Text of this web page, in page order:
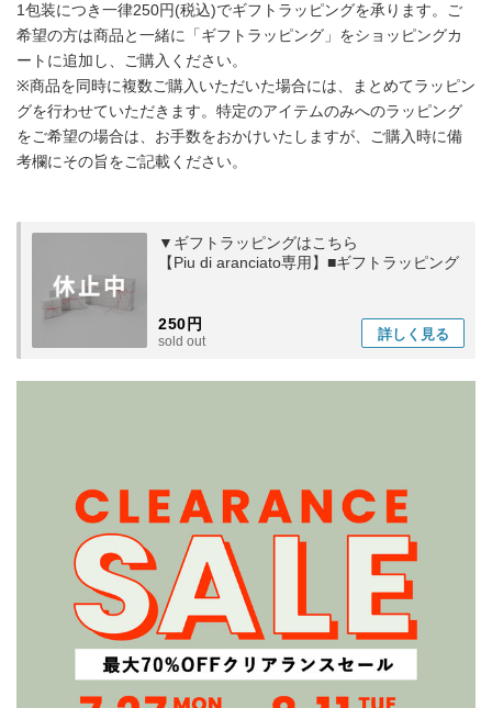
1包装につき一律250円(税込)でギフトラッピングを承ります。ご
希望の方は商品と一緒に「ギフトラッピング」をショッピングカ
ートに追加し、ご購入ください。
※商品を同時に複数ご購入いただいた場合には、まとめてラッピン
グを行わせていただきます。特定のアイテムのみへのラッピング
をご希望の場合は、お手数をおかけいたしますが、ご購入時に備
考欄にその旨をご記載ください。
▼ギフトラッピングはこちら
【Piu di aranciato専用】■ギフトラッピング
250円
sold out 詳しく 見る